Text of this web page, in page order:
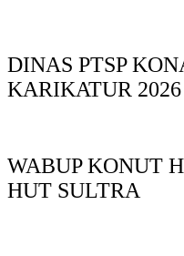
DINAS PTSP
KARIKATUR 2026
WABUP KONUT
HUT SULTRA